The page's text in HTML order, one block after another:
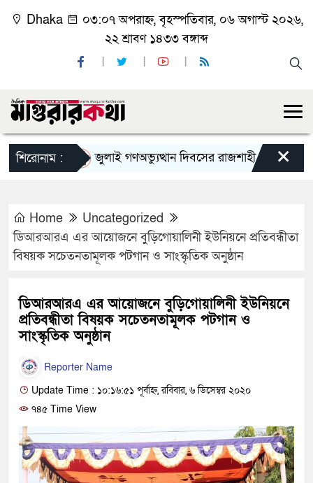
Dhaka
০৩:০৭ অপরাহ্ন, বৃহস্পতিবার, ০৬ অগাস্ট ২০২৬,
২২ শ্রাবণ ১৪৩৩ বঙ্গাব্দ
শিরোনাম : জুলাই গণঅভ্যুত্থান দিবসের রাজশাহী মহানগর×
Home
Uncategorized
ডিআরআরএ এর আয়োজনে বুড়িগোয়ালিনী ইউনিয়নে প্রতিবন্ধীতা
বিষয়ক সচেতনতামূলক পটগান ও সাংস্কৃতিক অনুষ্ঠান
ডিআরআরএ এর আয়োজনে বুড়িগোয়ালিনী ইউনিয়নে
প্রতিবন্ধীতা বিষয়ক সচেতনতামূলক পটগান ও
সাংস্কৃতিক অনুষ্ঠান
Reporter Name
Update Time : ১০:১৬:৫১ পূর্বাহ্ন, রবিবার, ৬ ডিসেম্বর ২০২০
৭৪৫ Time View